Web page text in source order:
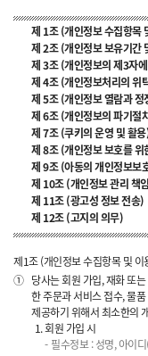
제 1조 (개인정보 수집항목
제 2조 (개인정보 보유기간
제 3조 (개인정보의 제3자
제 4조 (개인정보처리의 위
제 5조 (개인정보 열람과 정
제 6조 (개인정보의 파기절
제 7조 (쿠키의 운영 및 활
제 8조 (개인정보 보호를 위
제 9조 (아동의 개인정보보
제 10조 (개인정보 관리 책
제 11조 (광고성 정보 전송)
제 12조 (고지의 의무)
제1조 (개인정보 수집항목 및 이
① 당사는 회원 가입, 재화 또
한 주문과 서비스 접수, 물
제공하기 위해서 최소한의
회원 가입 시
필수정보 : 성명, 아이